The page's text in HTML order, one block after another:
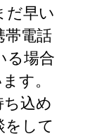
だ早い
帯電話
る場合
す。
込め
をして